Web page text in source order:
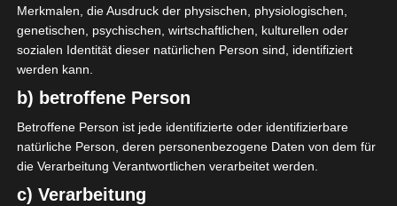
KLEINE KÖSTLICHKEITEN AUS DEM GARTEN
Merkmalen, die Ausdruck der physischen, physiologischen,
genetischen, psychischen, wirtschaftlichen, kulturellen oder
sozialen Identität dieser natürlichen Person sind, identifiziert
werden kann.
b) betroffene Person
Betroffene Person ist jede identifizierte oder identifizierbare
natürliche Person, deren personenbezogene Daten von dem für
die Verarbeitung Verantwortlichen verarbeitet werden.
c) Verarbeitung